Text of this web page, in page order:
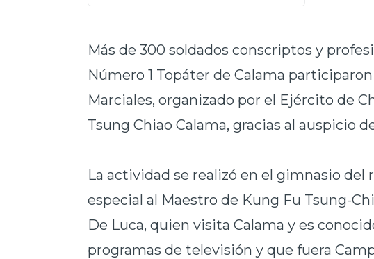
Más de 300 soldados conscriptos y
Número 1 Topáter de Calama
Marciales, organizado por el Ejército de
Tsung Chiao Calama, gracias al auspicio
La actividad se realizó en el gimnasio
especial al Maestro de Kung Fu Tsung-
De Luca, quien visita Calama y es
programas de televisión y que fuera